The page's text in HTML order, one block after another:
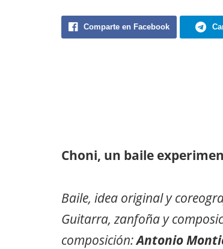
Comparte en Facebook
Choni, un baile
Baile, idea original y
Guitarra, zanfoña y
composición:Antonio